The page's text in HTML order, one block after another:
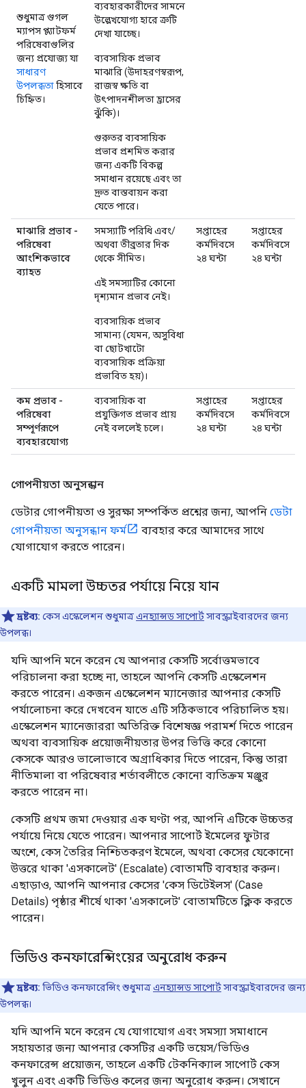
শুধুমাত্র গুগল
ম্যাপস প্ল্যাটফর্ম
পরিষেবাগুলির
জন্য প্রযোজ্য যা
সাধারণ
উপলব্ধতাহিসাবে
চিহ্নিত।
ব্যবহারকারীদের সামনে
উল্লেখযোগ্য হারে ত্রুটি
দেখা যাচ্ছে।
ব্যবসায়িক প্রভাব
মাঝারি (উদাহরণস্বরূপ,
রাজস্ব ক্ষতি বা
উৎপাদনশীলতা হ্রাসের
ঝুঁকি)।
গুরুতর ব্যবসায়িক
প্রভাব প্রশমিত করার
জন্য একটি বিকল্প
সমাধান রয়েছে এবং তা
দ্রুত বাস্তবায়ন করা
যেতে পারে।
মাঝারি প্রভাব -
পরিষেবা
আংশিকভাবে
ব্যাহত
সমস্যাটি পরিধি এবং/
অথবা তীব্রতার দিক
থেকে সীমিত।
এই সমস্যাটির কোনো
দৃশ্যমান প্রভাব নেই।
ব্যবসায়িক প্রভাব
সামান্য (যেমন, অসুবিধা
বা ছোটখাটো
ব্যবসায়িক প্রক্রিয়া
প্রভাবিত হয়)।
সপ্তাহের
কর্মদিবসে
২৪ ঘন্টা
সপ্তাহের
কর্মদিবসে
২৪ ঘন্টা
কম প্রভাব -
পরিষেবা
সম্পূর্ণরূপে
ব্যবহারযোগ্য
ব্যবসায়িক বা
প্রযুক্তিগত প্রভাব প্রায়
নেই বললেই চলে।
সপ্তাহের
কর্মদিবসে
২৪ ঘন্টা
সপ্তাহের
কর্মদিবসে
২৪ ঘন্টা
গোপনীয়তা অনুসন্ধান
ডেটার গোপনীয়তা ও সুরক্ষা সম্পর্কিত প্রশ্নের জন্য, আপনি ডেটা
গোপনীয়তা অনুসন্ধান ফর্ম
ব্যবহার করে আমাদের সাথে
যোগাযোগ করতে পারেন।
একটি মামলা উচ্চতর পর্যায়ে নিয়ে যান
দ্রষ্টব্য: কেস এস্কেলেশন শুধুমাত্র এনহ্যান্সড সাপোর্টসাবস্ক্রাইবারদের জন্য
উপলব্ধ।
যদি আপনি মনে করেন যে আপনার কেসটি সর্বোত্তমভাবে
পরিচালনা করা হচ্ছে না, তাহলে আপনি কেসটি এস্কেলেশন
করতে পারেন। একজন এস্কেলেশন ম্যানেজার আপনার কেসটি
পর্যালোচনা করে দেখবেন যাতে এটি সঠিকভাবে পরিচালিত হয়।
এস্কেলেশন ম্যানেজাররা অতিরিক্ত বিশেষজ্ঞ পরামর্শ দিতে পারেন
অথবা ব্যবসায়িক প্রয়োজনীয়তার উপর ভিত্তি করে কোনো
কেসকে আরও ভালোভাবে অগ্রাধিকার দিতে পারেন, কিন্তু তারা
নীতিমালা বা পরিষেবার শর্তাবলীতে কোনো ব্যতিক্রম মঞ্জুর
করতে পারেন না।
কেসটি প্রথম জমা দেওয়ার এক ঘণ্টা পর, আপনি এটিকে উচ্চতর
পর্যায়ে নিয়ে যেতে পারেন। আপনার সাপোর্ট ইমেলের ফুটার
অংশে, কেস তৈরির নিশ্চিতকরণ ইমেলে, অথবা কেসের যেকোনো
উত্তরে থাকা 'এসকালেট' (Escalate) বোতামটি ব্যবহার করুন।
এছাড়াও, আপনি আপনার কেসের 'কেস ডিটেইলস' (Case
Details) পৃষ্ঠার শীর্ষে থাকা 'এসকালেট' বোতামটিতে ক্লিক করতে
পারেন।
ভিডিও কনফারেন্সিংয়ের অনুরোধ করুন
দ্রষ্টব্য: ভিডিও কনফারেন্সিং শুধুমাত্র এনহ্যান্সড সাপোর্টসাবস্ক্রাইবারদের জন্য
উপলব্ধ।
যদি আপনি মনে করেন যে যোগাযোগ এবং সমস্যা সমাধানে
সহায়তার জন্য আপনার কেসটির একটি ভয়েস/ভিডিও
কনফারেন্স প্রয়োজন, তাহলে একটি টেকনিক্যাল সাপোর্ট কেস
খুলুন এবং একটি ভিডিও কলের জন্য অনুরোধ করুন। সেখানে